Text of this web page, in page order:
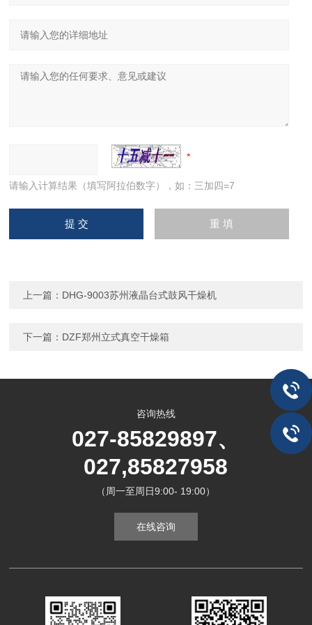
请输入计算结果（填写阿拉伯数字），如：三加四=7
上一篇： DHG-9003苏州液晶台式鼓风干燥机
下一篇： DZF郑州立式真空干燥箱
咨询热线
027-85829897、
027,85827958
（周一至周日9:00- 19:00）
在线咨询